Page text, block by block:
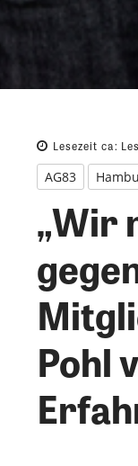
Lesezeit ca:
AG83
„Wir
Pohl